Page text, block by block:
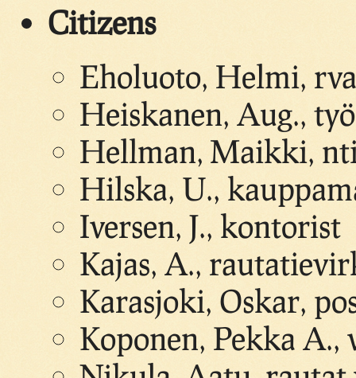
Citizens
Eholuoto, Helmi, rva
Heiskanen, Aug.,
Hellman, Maikki,
Hilska, U.,
Iversen, J., kontorist
Kajas, A.,
Karasjoki, Oskar,
Koponen, Pekka